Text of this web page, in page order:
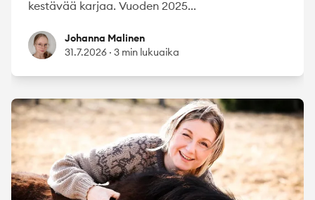
kestävää karjaa. Vuoden 2025...
Johanna Malinen
Johanna Malinen
31.7.2026 · 3 min lukuaika